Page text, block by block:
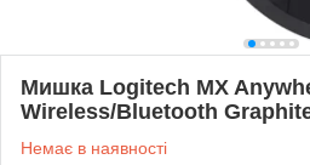
Мишка Logitech MX
Wireless/Bluetooth
Немає в наявності